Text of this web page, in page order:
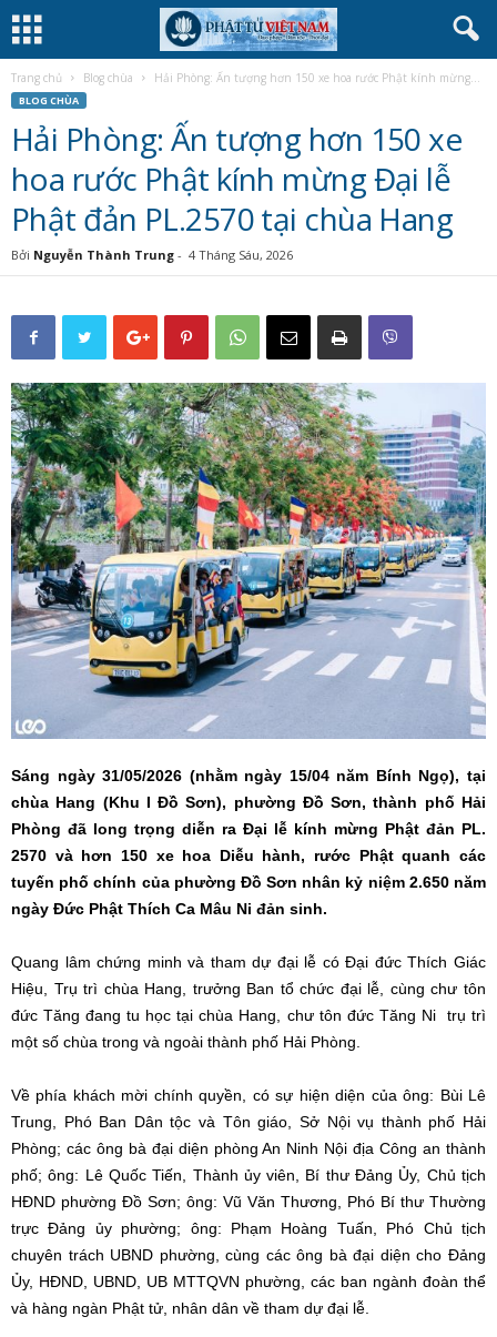
Trang chủ Blog chùa Hải Phòng: Ấn tượng hơn 150 xe hoa rước Phật kính mừng...
BLOG CHÙA
Hải Phòng: Ấn tượng hơn 150 xe
hoa rước Phật kính mừng Đại lễ
Phật đản PL.2570 tại chùa Hang
Bởi Nguyễn Thành Trung - 4 Tháng Sáu, 2026
Sáng ngày 31/05/2026 (nhằm ngày 15/04 năm Bính Ngọ), tại
chùa Hang (Khu I Đồ Sơn), phường Đồ Sơn, thành phố Hải
Phòng đã long trọng diễn ra Đại lễ kính mừng Phật đản PL.
2570 và hơn 150xe hoa Diễu hành, rước Phật quanh các
tuyến phố chính của phường Đồ Sơn nhân kỷ niệm 2.650 năm
ngày Đức Phật Thích Ca Mâu Ni đản sinh.
Quang lâm chứng minh và tham dự đại lễ có Đại đức Thích Giác
Hiệu, Trụ trì chùa Hang, trưởng Ban tổ chức đại lễ, cùng chư tôn
đức Tăng đang tu học tại chùa Hang, chư tôn đức Tăng Ni trụ trì
một số chùa trong và ngoài thành phố Hải Phòng.
Về phía khách mời chính quyền, có sự hiện diện của ông: Bùi Lê
Trung, Phó Ban Dân tộc và Tôn giáo, Sở Nội vụ thành phố Hải
Phòng; các ông bà đại diện phòng An Ninh Nội địa Công an thành
phố; ông: Lê Quốc Tiến, Thành ủy viên, Bí thư Đảng Ủy, Chủ tịch
HĐND phường Đồ Sơn; ông: Vũ Văn Thương, Phó Bí thư Thường
trực Đảng ủy phường; ông: Phạm Hoàng Tuấn, Phó Chủ tịch
chuyên trách UBND phường, cùng các ông bà đại diện cho Đảng
Ủy, HĐND, UBND, UB MTTQVN phường, các ban ngành đoàn thể
và hàng ngàn Phật tử, nhân dân về tham dự đại lễ.